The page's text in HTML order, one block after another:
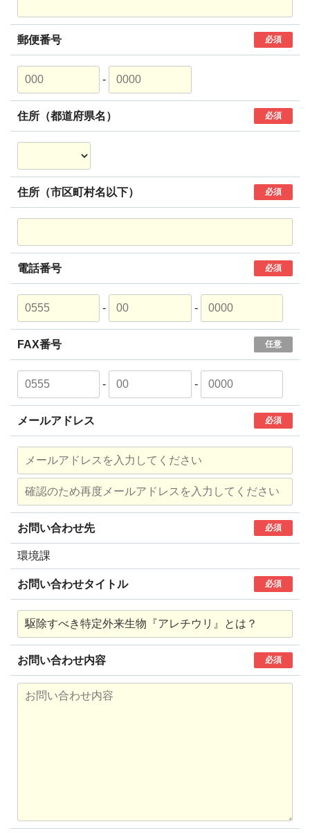
郵便番号 必須
-
住所（都道府県名） 必須
住所（市区町村名以下） 必須
電話番号 必須
- -
FAX番号 任意
- -
メールアドレス 必須
お問い合わせ先 必須
環境課
お問い合わせタイトル 必須
お問い合わせ内容 必須